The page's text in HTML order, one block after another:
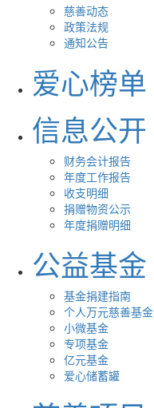
慈善动态
政策法规
通知公告
爱心榜单
信息公开
财务会计报告
年度工作报告
收支明细
捐赠物资公示
年度捐赠明细
公益基金
基金捐建指南
个人万元慈善基金
小微基金
专项基金
亿元基金
爱心储蓄罐